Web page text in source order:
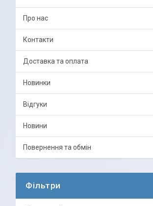
Про нас
Контакти
Доставка та оплата
Новинки
Відгуки
Новини
Повернення та обмін
Фільтри